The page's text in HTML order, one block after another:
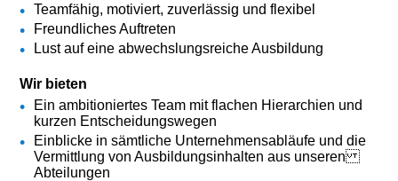
Teamfähig, motiviert, zuverlässig und flexibel
Freundliches Auftreten
Lust auf eine abwechslungsreiche Ausbildung
Wir bieten
Ein ambitioniertes Team mit flachen Hierarchien und
kurzen Entscheidungswegen
Einblicke in sämtliche Unternehmensabläufe und die
Vermittlung von Ausbildungsinhalten aus unseren
Abteilungen